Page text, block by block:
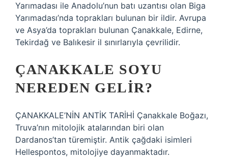
Yarımadası ile Anadolu’nun batı uzantısı olan Biga
Yarımadası’nda toprakları bulunan bir ildir. Avrupa
ve Asya’da toprakları bulunan Çanakkale, Edirne,
Tekirdağ ve Balıkesir il sınırlarıyla çevrilidir.
ÇANAKKALE SOYU
NEREDEN GELIR?
ÇANAKKALE’NİN ANTİK TARİHİ Çanakkale Boğazı,
Truva’nın mitolojik atalarından biri olan
Dardanos’tan türemiştir. Antik çağdaki isimleri
Hellespontos, mitolojiye dayanmaktadır.